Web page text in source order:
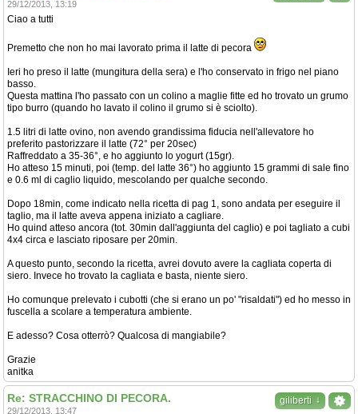
29/12/2013, 13:19
Ciao a tutti
Premetto che non ho mai lavorato prima il latte di pecora
Ieri ho preso il latte (mungitura della sera) e l'ho conservato in frigo nel piano
basso.
Questa mattina l'ho passato con un colino a maglie fitte ed ho trovato un grumo
tipo burro (quando ho lavato il colino il grumo si è sciolto).
1.5 litri di latte ovino, non avendo grandissima fiducia nell'allevatore ho
preferito pastorizzare il latte (72° per 20sec)
Raffreddato a 35-36°, e ho aggiunto lo yogurt (15gr).
Ho atteso 15 minuti, poi (temp. del latte 36°) ho aggiunto 15 grammi di sale fino
e 0.6 ml di caglio liquido, mescolando per qualche secondo.
Dopo 18min, come indicato nella ricetta di pag 1, sono andata per eseguire il
taglio, ma il latte aveva appena iniziato a cagliare.
Ho quind atteso ancora (tot. 30min dall'aggiunta del caglio) e poi tagliato a cubi
4x4 circa e lasciato riposare per 20min.
A questo punto, secondo la ricetta, avrei dovuto avere la cagliata coperta di
siero. Invece ho trovato la cagliata e basta, niente siero.
Ho comunque prelevato i cubotti (che si erano un po' "risaldati") ed ho messo in
fuscella a scolare a temperatura ambiente.
E adesso? Cosa otterrò? Qualcosa di mangiabile?
Grazie
anitka
giliberti ↓
Re: STRACCHINO DI PECORA.
29/12/2013, 13:47